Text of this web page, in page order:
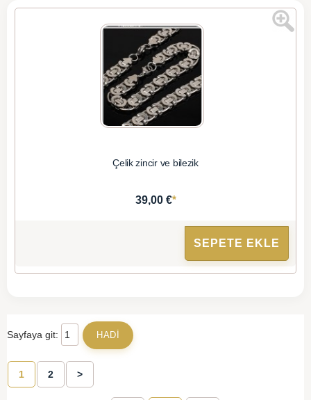
Çelik zincir ve bilezik
39,00 €*
SEPETE EKLE
Sayfaya git:
1 2 >